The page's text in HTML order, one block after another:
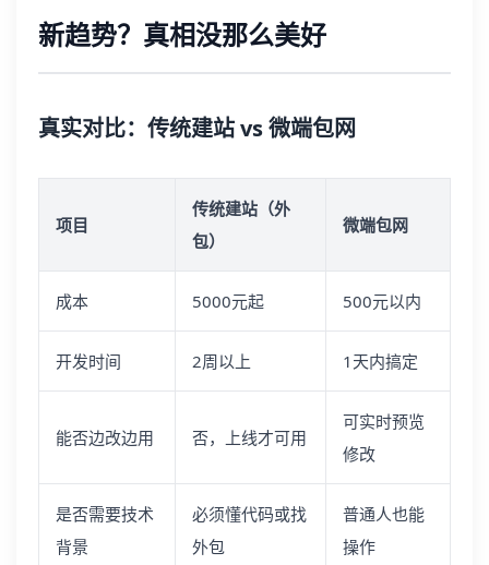
新趋势？真相没那么美好
真实对比：传统建站 vs 微端包网
项目
传统建站（外
包）
微端包网
成本 5000元起 500元以内
开发时间 2周以上 1天内搞定
能否边改边用 否，上线才可用
可实时预览
修改
是否需要技术
背景
必须懂代码或找
外包
普通人也能
操作